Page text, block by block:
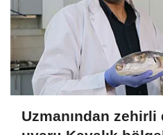
Uzmanından zehirli